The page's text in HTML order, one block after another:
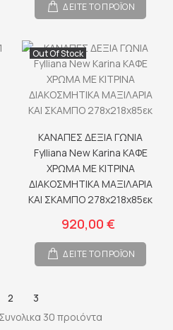
ΔΕΙΤΕ ΤΟ ΠΡΟΪΟΝ
Out Of Stock
ΚΑΝΑΠΕΣ ΔΕΞΙΑ ΓΩΝΙΑ
Fylliana New Karina ΚΑΦΕ
ΧΡΩΜΑ ΜΕ ΚΙΤΡΙΝΑ
ΔΙΑΚΟΣΜΗΤΙΚΑ ΜΑΞΙΛΑΡΙΑ
ΚΑΙ ΣΚΑΜΠΟ 278x218x85εκ
920,00 €
ΔΕΙΤΕ ΤΟ ΠΡΟΪΟΝ
2
3
30 προιόντα